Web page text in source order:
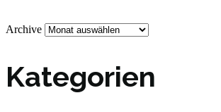
Archive
Kategorien